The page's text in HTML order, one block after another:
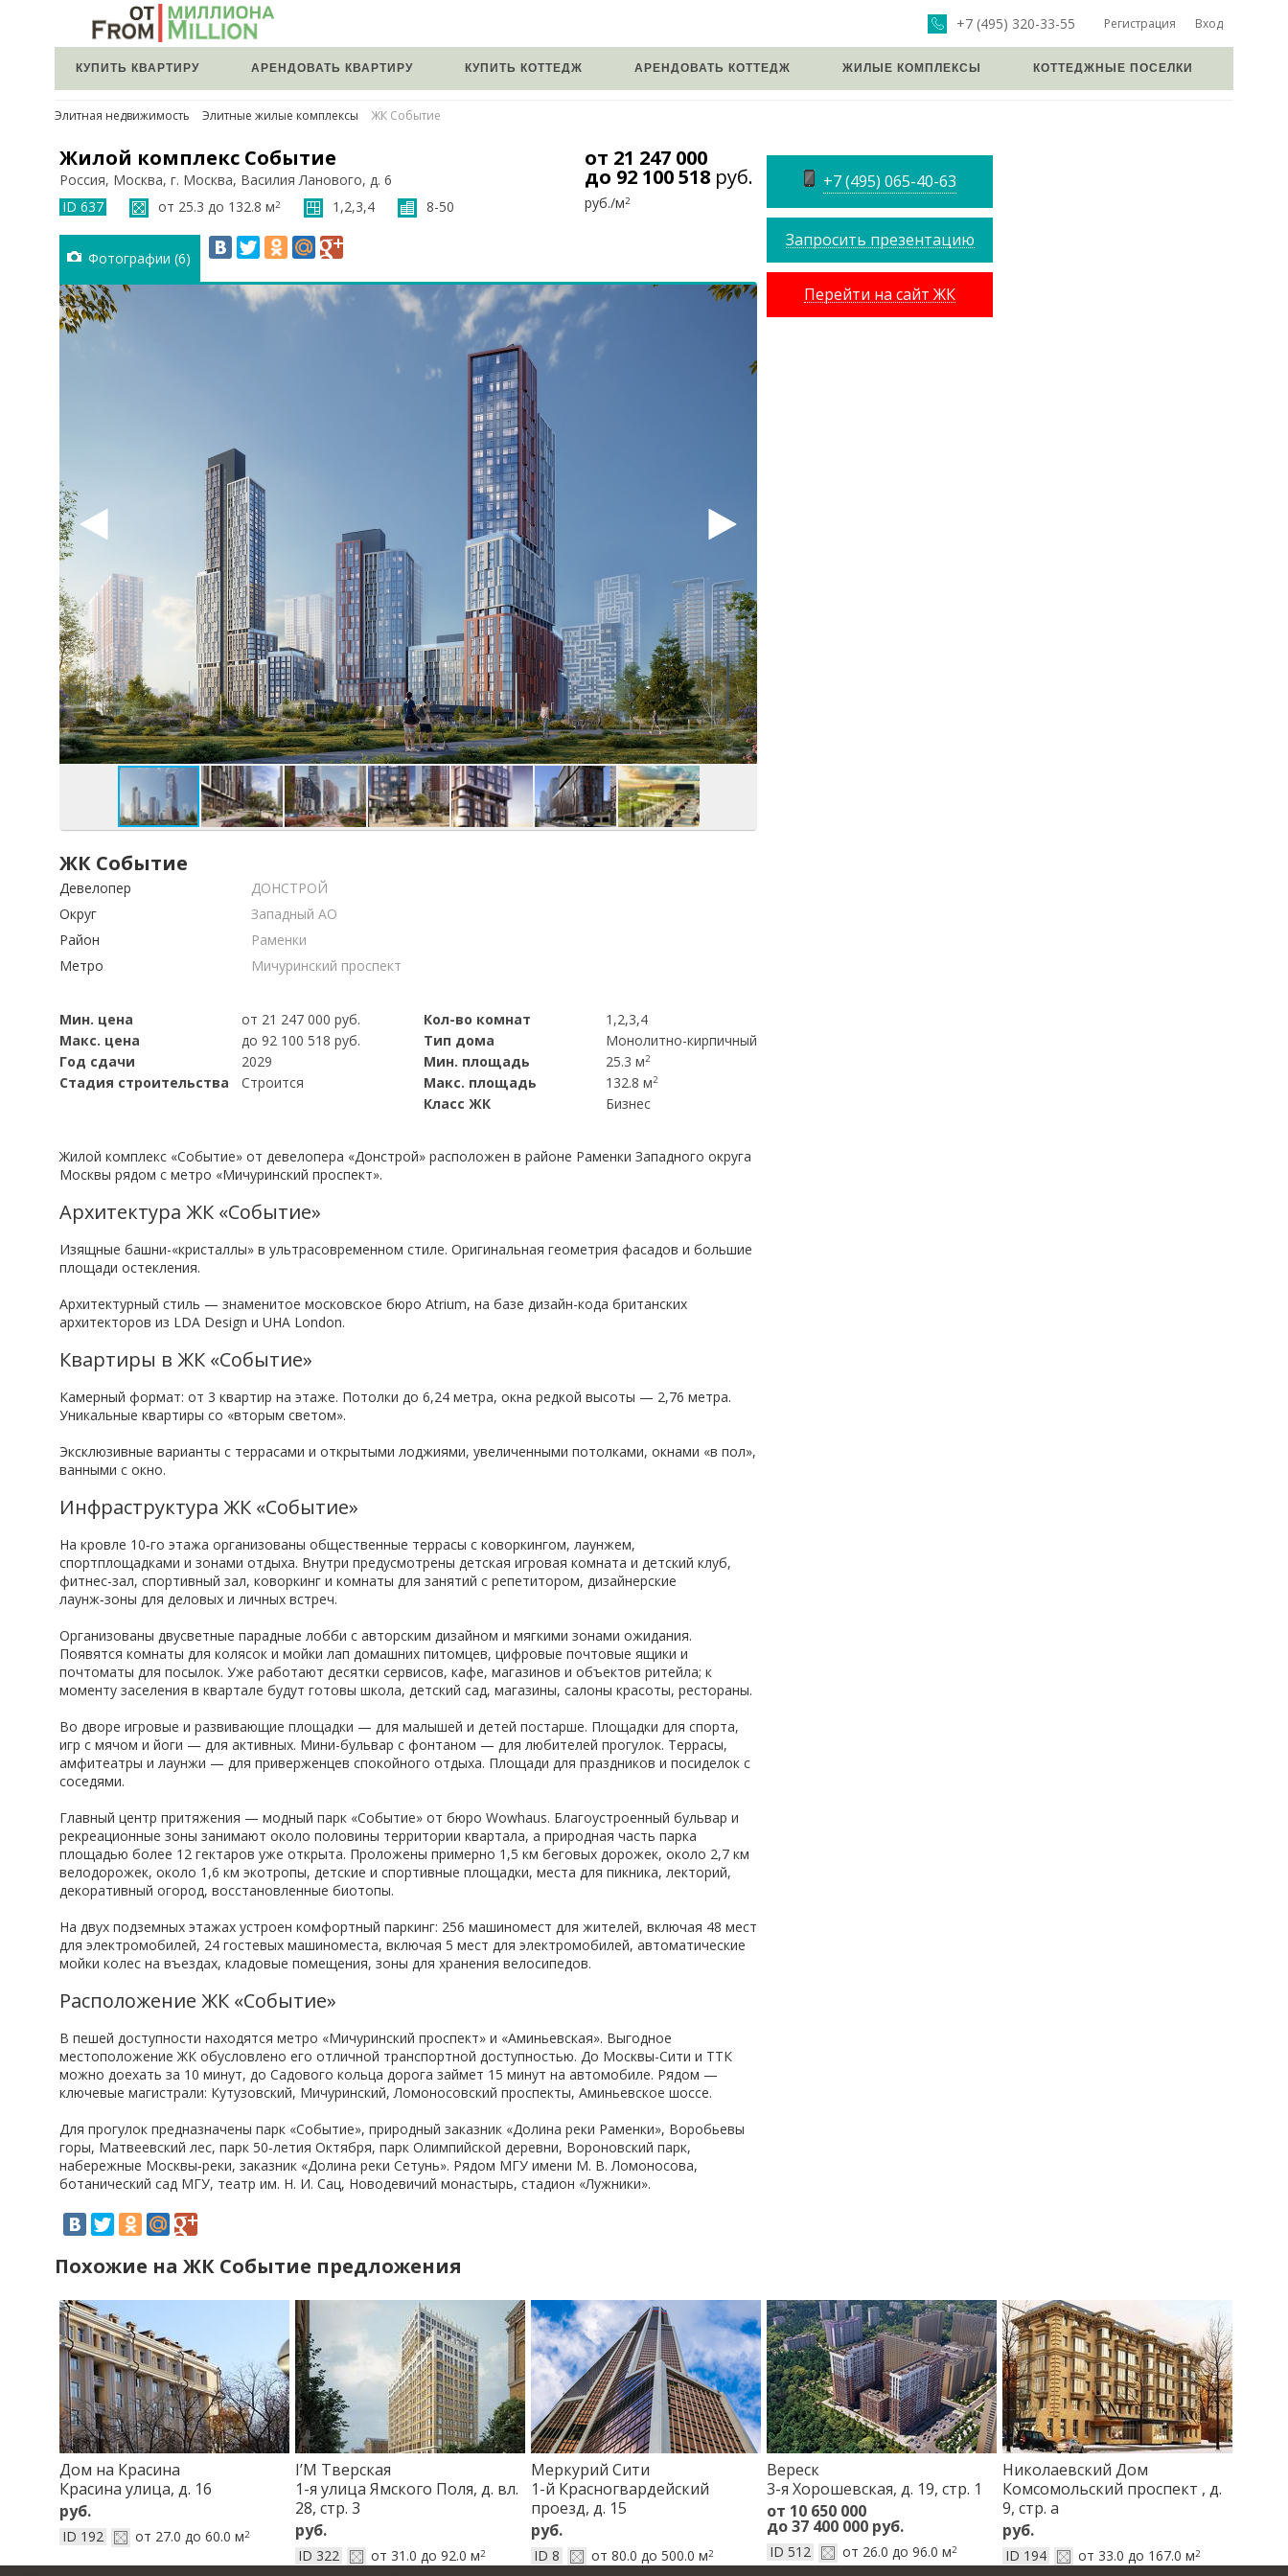
Регистрация Вход
+7 (495) 320-33-55
КУПИТЬ КВАРТИРУ АРЕНДОВАТЬ КВАРТИРУ КУПИТЬ КОТТЕДЖ АРЕНДОВАТЬ КОТТЕДЖ ЖИЛЫЕ КОМПЛЕКСЫ КОТТЕДЖНЫЕ ПОСЕЛКИ
Элитная недвижимость Элитные жилые комплексы ЖК Событие
Жилой комплекс Событие
Россия, Москва, г. Москва, Василия Ланового, д. 6
ID 637
от 25.3 до 132.8 м2 1,2,3,4 8-50
от 21 247 000
до 92 100 518 руб.
руб./м2
Фотографии (6)
ЖК Событие
Девелопер
ДОНСТРОЙ
Округ
Западный АО
Район
Раменки
Метро
Мичуринский проспект
Мин. цена
от 21 247 000 руб.
Макс. цена
до 92 100 518 руб.
Год сдачи
2029
Стадия строительства
Строится
Кол-во комнат
1,2,3,4
Тип дома
Монолитно-кирпичный
Мин. площадь
25.3 м2
Макс. площадь 132.8 м2
Класс ЖК Бизнес
Жилой комплекс «Событие» от девелопера «Донстрой» расположен в районе Раменки Западного округа
Москвы рядом с метро «Мичуринский проспект».
Архитектура ЖК «Событие»
Изящные башни-«кристаллы» в ультрасовременном стиле. Оригинальная геометрия фасадов и большие
площади остекления.
Архитектурный стиль — знаменитое московское бюро Atrium, на базе дизайн-кода британских
архитекторов из LDA Design и UHA London.
Квартиры в ЖК «Событие»
Камерный формат: от 3 квартир на этаже. Потолки до 6,24 метра, окна редкой высоты — 2,76 метра.
Уникальные квартиры со «вторым светом».
Эксклюзивные варианты с террасами и открытыми лоджиями, увеличенными потолками, окнами «в пол»,
ванными с окно.
Инфраструктура ЖК «Событие»
На кровле 10‑го этажа организованы общественные террасы c коворкингом, лаунжем,
спортплощадками и зонами отдыха.​ Внутри предусмотрены детская игровая комната и детский клуб,
фитнес-зал, спортивный зал, коворкинг и комнаты для занятий с репетитором, дизайнерские
лаунж‑зоны для деловых и личных встреч.​
Организованы двусветные парадные лобби с авторским дизайном и мягкими зонами ожидания.
Появятся комнаты для колясок и мойки лап домашних питомцев, цифровые почтовые ящики и
почтоматы для посылок. Уже работают десятки сервисов, кафе, магазинов и объектов ритейла; к
моменту заселения в квартале будут готовы школа, детский сад, магазины, салоны красоты, рестораны.​
Во дворе игровые и развивающие площадки — для малышей и детей постарше. Площадки для спорта,
игр с мячом и йоги — для активных. Мини-бульвар с фонтаном — для любителей прогулок. Террасы,
амфитеатры и лаунжи — для приверженцев спокойного отдыха. Площади для праздников и посиделок с
соседями.
Главный центр притяжения — модный парк «Событие» от бюро Wowhaus. Благоустроенный бульвар и
рекреационные зоны занимают около половины территории квартала, а природная часть парка
площадью более 12 гектаров уже открыта.​ Проложены примерно 1,5 км беговых дорожек, около 2,7 км
велодорожек, около 1,6 км экотропы, детские и спортивные площадки, места для пикника, лекторий,
декоративный огород, восстановленные биотопы.​
На двух подземных этажах устроен комфортный паркинг:​ 256 машиномест для жителей, включая 48 мест
для электромобилей, 24 гостевых машиноместа, включая 5 мест для электромобилей, автоматические
мойки колес на въездах, кладовые помещения, зоны для хранения велосипедов.
Расположение ЖК «Событие»
В пешей доступности находятся метро «Мичуринский проспект» и «Аминьевская». Выгодное
местоположение ЖК обусловлено его отличной транспортной доступностью. До Москвы-Сити и ТТК
можно доехать за 10 минут, до Садового кольца дорога займет 15 минут на автомобиле. Рядом —
ключевые магистрали: Кутузовский, Мичуринский, Ломоносовский проспекты, Аминьевское шоссе.​
Для прогулок предназначены парк «Событие», природный заказник «Долина реки Раменки», Воробьевы
горы, Матвеевский лес, парк 50‑летия Октября, парк Олимпийской деревни, Вороновский парк,
набережные Москвы‑реки, заказник «Долина реки Сетунь».​ ​Рядом МГУ имени М. В. Ломоносова,
ботанический сад МГУ, театр им. Н. И. Сац, Новодевичий монастырь, стадион «Лужники».
+7 (495) 065-40-63
Запросить презентацию
Перейти на сайт ЖК
Похожие на ЖК Событие предложения
Дом на Красина
Красина улица, д. 16
руб.
ID 192 от 27.0 до 60.0 м2
I’M Тверская
1-я улица Ямского Поля, д. вл.
28, стр. 3
руб.
ID 322 от 31.0 до 92.0 м2
Меркурий Сити
1-й Красногвардейский
проезд, д. 15
руб.
ID 8 от 80.0 до 500.0 м2
Вереск
3-я Хорошевская, д. 19, стр. 1
от 10 650 000
до 37 400 000 руб.
ID 512 от 26.0 до 96.0 м2
Николаевский Дом
Комсомольский проспект , д.
9, стр. а
руб.
ID 194 от 33.0 до 167.0 м2